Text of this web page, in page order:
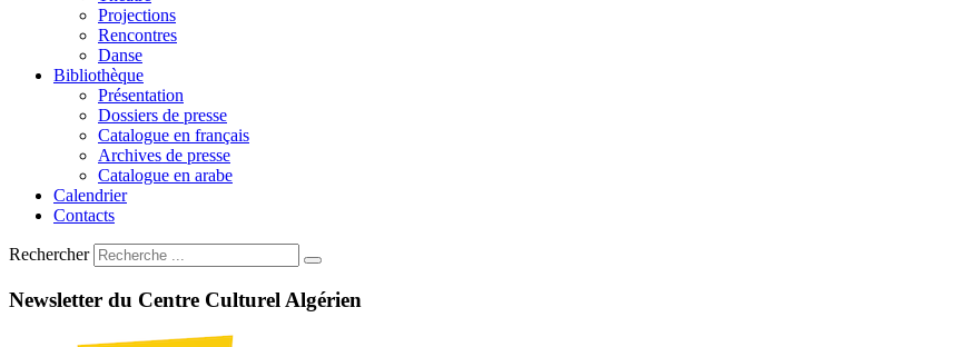
Projections
Rencontres
Danse
Bibliothèque
Présentation
Dossiers de presse
Catalogue en français
Archives de presse
Catalogue en arabe
Calendrier
Contacts
Rechercher
Newsletter du Centre Culturel Algérien